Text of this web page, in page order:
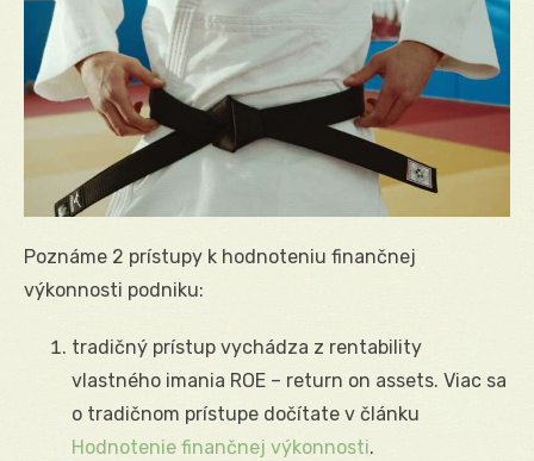
Poznáme 2 prístupy k hodnoteniu finančnej
výkonnosti podniku:
tradičný prístup vychádza z rentability
vlastného imania ROE – return on assets. Viac sa
o tradičnom prístupe dočítate v článku
Hodnotenie finančnej výkonnosti.